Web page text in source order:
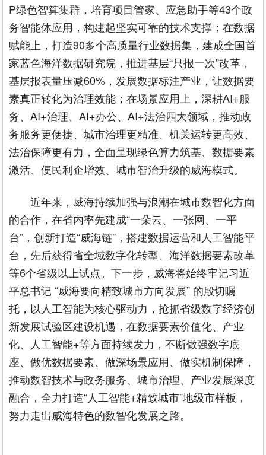
P绿色智算集群，培育项目管家、应急助手等43个政
务智能体应用，构建起坚实可靠的技术支撑；在数据
赋能上，打造90多个高质量行业数据集，建成全国首
家蓝色海洋数据研究院，推进基层“只报一次”改革，
基层报表量压减60%，发展数据标注产业，让数据要
素真正转化为治理效能；在场景应用上，深耕AI+服
务、AI+治理、AI+办公、AI+法治四大领域，推动政
务服务更便捷、城市治理更精准、机关运转更高效、
法治保障更有力，全面呈现绿色算力筑基、数据要素
激活、便民利企增效、城市智治升级的威海模式。
近年来，威海持续加强与浪潮在城市数智化方面
的合作，在省内率先建成“一朵云、一张网、一平
台”，创新打造“威海链”，搭建数据运营和人工智能平
台，先后获得省全域数字化转型、海洋数据要素改革
等6个省级以上试点。下一步，威海将始终牢记习近
平总书记 “威海要向精致城市方向发展” 的殷切嘱
托，以人工智能为核心驱动力，抢抓省级数字经济创
新发展试验区建设机遇，在数据要素价值化、产业
化、人工智能+等方面持续发力，不断做强数字底
座、做优数据要素、做深场景应用、做实机制保障，
推动数智技术与政务服务、城市治理、产业发展深度
融合，全力打造“人工智能+精致城市”地级市样板，
努力走出威海特色的数智化发展之路。